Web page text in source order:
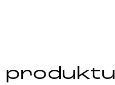
produktu